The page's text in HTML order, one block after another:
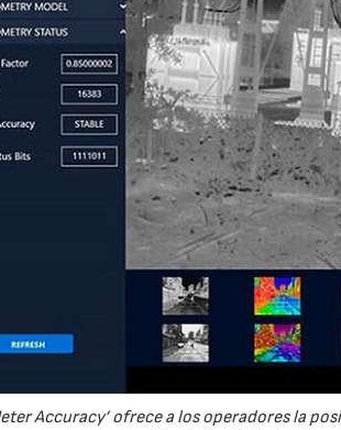
Accuracy’ ofrece a los operadores la